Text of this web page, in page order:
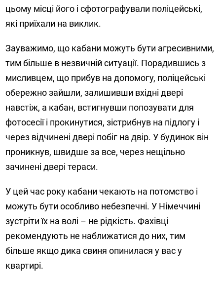
цьому місці його і сфотографували поліцейські,
які приїхали на виклик.
Зауважимо, що кабани можуть бути агресивними,
тим більше в незвичній ситуації. Порадившись з
мисливцем, що прибув на допомогу, поліцейські
обережно зайшли, залишивши вхідні двері
навстіж, а кабан, встигнувши попозувати для
фотосесії і прокинутися, зістрибнув на підлогу і
через відчинені двері побіг на двір. У будинок він
проникнув, швидше за все, через нещільно
зачинені двері тераси.
У цей час року кабани чекають на потомство і
можуть бути особливо небезпечні. У Німеччині
зустріти їх на волі – не рідкість. Фахівці
рекомендують не наближатися до них, тим
більше якщо дика свиня опинилася у вас у
квартирі.